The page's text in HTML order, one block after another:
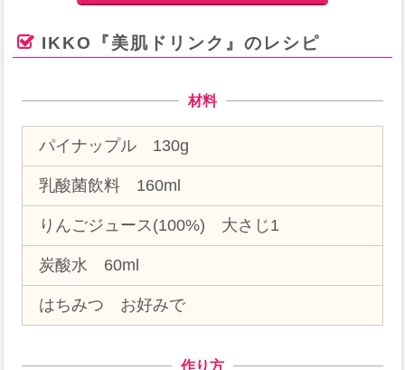
IKKO『美肌ドリンク』のレシピ
材料
パイナップル 130g
乳酸菌飲料 160ml
りんごジュース(100%) 大さじ1
炭酸水 60ml
はちみつ お好みで
作り方